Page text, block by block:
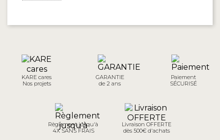
KARE cares
Nos projets
GARANTIE
de 2 ans
Paiement
SÉCURISÉ
Règlement jusqu'à
4X SANS FRAIS
Livraison OFFERTE
dès 500€ d'achats